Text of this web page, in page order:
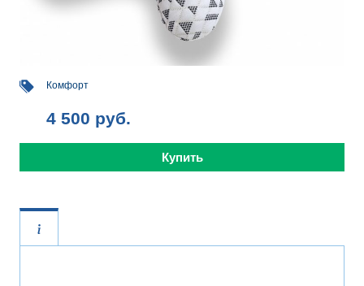
Комфорт
4 500 руб.
Купить